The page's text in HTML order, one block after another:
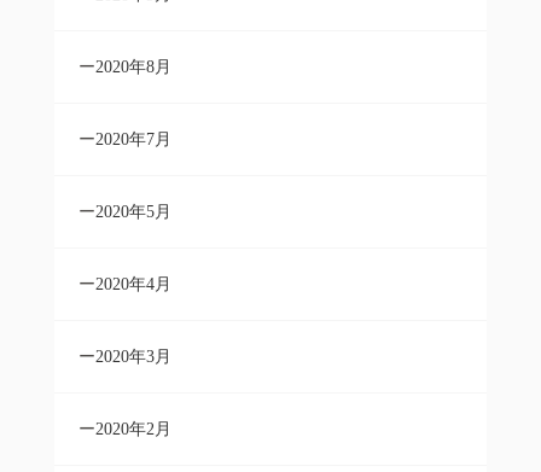
2020年8月
2020年7月
2020年5月
2020年4月
2020年3月
2020年2月